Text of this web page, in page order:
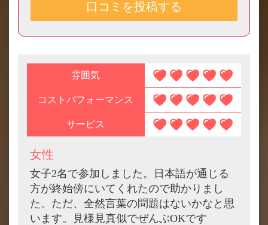
雰囲気
コストパフォーマンス
サービス
女性
女子2名で参加しました。日本語が通じる
方が終始傍にいてくれたので助かりまし
た。ただ、全然言葉の問題はないかなと思
います。見様見真似でぜんぶOKです